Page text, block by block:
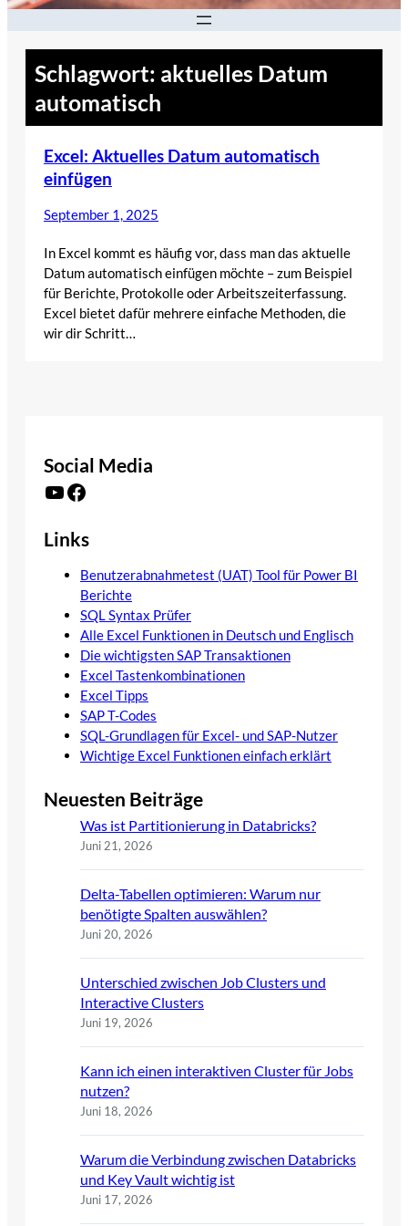
Schlagwort: aktuelles Datum
automatisch
Excel: Aktuelles Datum automatisch
einfügen
September 1, 2025
In Excel kommt es häufig vor, dass man das aktuelle
Datum automatisch einfügen möchte – zum Beispiel
für Berichte, Protokolle oder Arbeitszeiterfassung.
Excel bietet dafür mehrere einfache Methoden, die
wir dir Schritt…
Social Media
YouTube Facebook
Links
Benutzerabnahmetest (UAT) Tool für Power BI
Berichte
SQL Syntax Prüfer
Alle Excel Funktionen in Deutsch und Englisch
Die wichtigsten SAP Transaktionen
Excel Tastenkombinationen
Excel Tipps
SAP T-Codes
SQL-Grundlagen für Excel- und SAP-Nutzer
Wichtige Excel Funktionen einfach erklärt
Neuesten Beiträge
Was ist Partitionierung in Databricks?
Juni 21, 2026
Delta-Tabellen optimieren: Warum nur
benötigte Spalten auswählen?
Juni 20, 2026
Unterschied zwischen Job Clusters und
Interactive Clusters
Juni 19, 2026
Kann ich einen interaktiven Cluster für Jobs
nutzen?
Juni 18, 2026
Warum die Verbindung zwischen Databricks
und Key Vault wichtig ist
Juni 17, 2026